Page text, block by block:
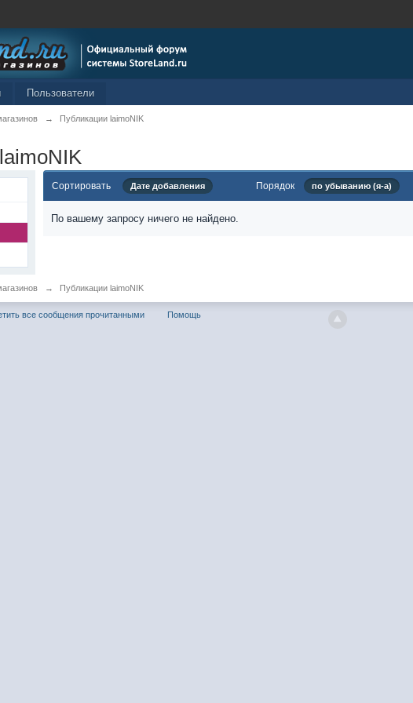
Пользователи
→ Публикации laimoNIK
Сортировать Дате добавления Порядок по убыванию (я-а)
По вашему запросу ничего не найдено.
→ Публикации laimoNIK
все сообщения прочитанными Помощь